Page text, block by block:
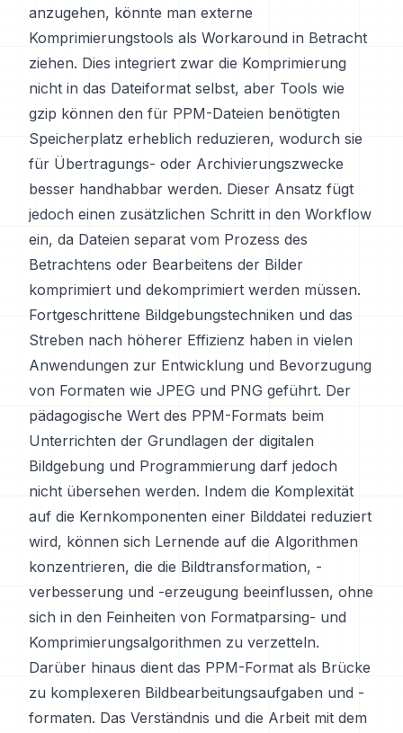
anzugehen, könnte man externe
Komprimierungstools als Workaround in Betracht
ziehen. Dies integriert zwar die Komprimierung
nicht in das Dateiformat selbst, aber Tools wie
gzip können den für PPM-Dateien benötigten
Speicherplatz erheblich reduzieren, wodurch sie
für Übertragungs- oder Archivierungszwecke
besser handhabbar werden. Dieser Ansatz fügt
jedoch einen zusätzlichen Schritt in den Workflow
ein, da Dateien separat vom Prozess des
Betrachtens oder Bearbeitens der Bilder
komprimiert und dekomprimiert werden müssen.
Fortgeschrittene Bildgebungstechniken und das
Streben nach höherer Effizienz haben in vielen
Anwendungen zur Entwicklung und Bevorzugung
von Formaten wie JPEG und PNG geführt. Der
pädagogische Wert des PPM-Formats beim
Unterrichten der Grundlagen der digitalen
Bildgebung und Programmierung darf jedoch
nicht übersehen werden. Indem die Komplexität
auf die Kernkomponenten einer Bilddatei reduziert
wird, können sich Lernende auf die Algorithmen
konzentrieren, die die Bildtransformation, -
verbesserung und -erzeugung beeinflussen, ohne
sich in den Feinheiten von Formatparsing- und
Komprimierungsalgorithmen zu verzetteln.
Darüber hinaus dient das PPM-Format als Brücke
zu komplexeren Bildbearbeitungsaufgaben und -
formaten. Das Verständnis und die Arbeit mit dem